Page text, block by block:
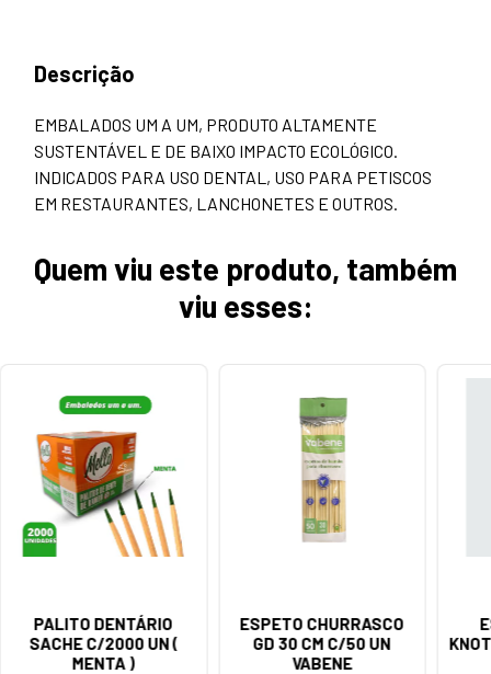
Descrição
EMBALADOS UM A UM, PRODUTO ALTAMENTE
SUSTENTÁVEL E DE BAIXO IMPACTO ECOLÓGICO.
INDICADOS PARA USO DENTAL, USO PARA PETISCOS
EM RESTAURANTES, LANCHONETES E OUTROS.
Quem viu este produto, também
viu esses:
PALITO DENTÁRIO
SACHE C/2000 UN (
MENTA )
ESPETO CHURRASCO
GD 30 CM C/50 UN
VABENE